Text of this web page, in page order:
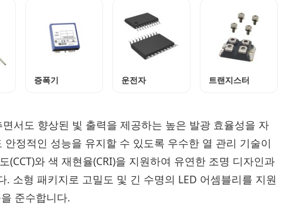
증폭기 운전자 트랜지스터
서도 향상된 빛 출력을 제공하는 높은 발광 효율성을 자
정적인 성능을 유지할 수 있도록 우수한 열 관리 기술이
(CCT)와 색 재현율(CRI)을 지원하여 유연한 조명 디자인과
. 소형 패키지로 고밀도 및 긴 수명의 LED 어셈블리를 지원
준수합니다.